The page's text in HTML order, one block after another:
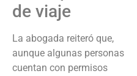
de viaje
La abogada reiteró que,
aunque algunas personas
cuentan con permisos